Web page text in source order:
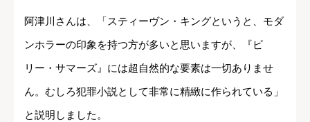
阿津川さんは、「スティーヴン・キングというと、モダ
ンホラーの印象を持つ方が多いと思いますが、『ビ
リー・サマーズ』には超自然的な要素は一切ありませ
ん。むしろ犯罪小説として非常に精緻に作られている」
と説明しました。